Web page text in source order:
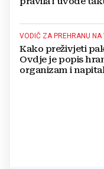
VODIČ ZA PREHRANU
Kako preživjeti
Ovdje je popis
organizam i